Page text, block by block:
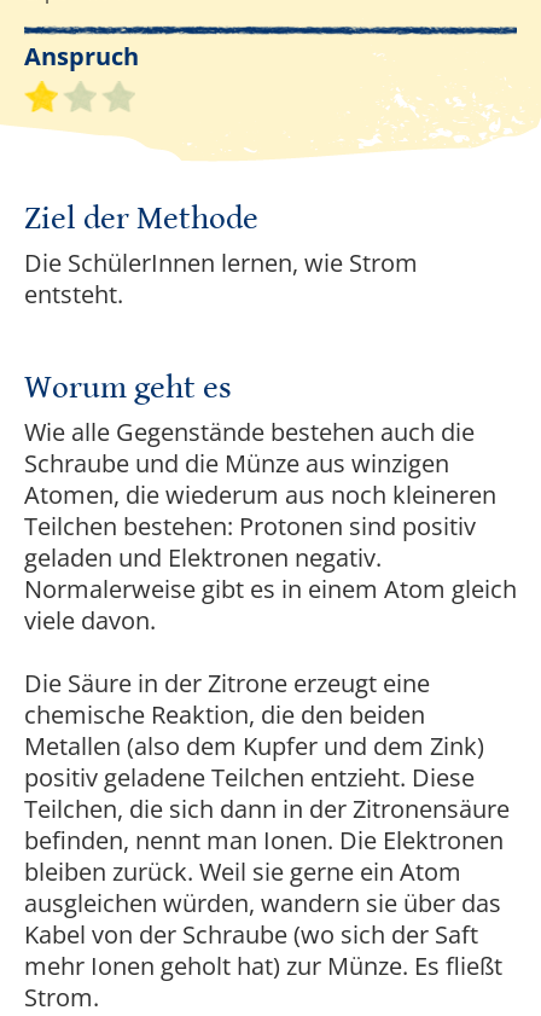
Anspruch
Schwierigkeitsgrad 1 von 3
Ziel der Methode
Die SchülerInnen lernen, wie Strom
entsteht.
Worum geht es
Wie alle Gegenstände bestehen auch die
Schraube und die Münze aus winzigen
Atomen, die wiederum aus noch kleineren
Teilchen bestehen: Protonen sind positiv
geladen und Elektronen negativ.
Normalerweise gibt es in einem Atom gleich
viele davon.
Die Säure in der Zitrone erzeugt eine
chemische Reaktion, die den beiden
Metallen (also dem Kupfer und dem Zink)
positiv geladene Teilchen entzieht. Diese
Teilchen, die sich dann in der Zitronensäure
befinden, nennt man Ionen. Die Elektronen
bleiben zurück. Weil sie gerne ein Atom
ausgleichen würden, wandern sie über das
Kabel von der Schraube (wo sich der Saft
mehr Ionen geholt hat) zur Münze. Es fließt
Strom.